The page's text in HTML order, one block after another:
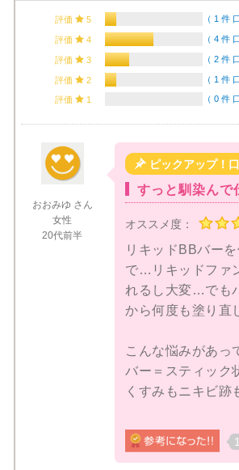
評価 5 （ 1 件
評価 4 （ 4 件
評価 3 （ 2 件
評価 2 （ 1 件
評価 1 （ 0 件
おおみゆ さん
女性
20代前半
 ピックアップ！
すっと馴染んで
オススメ度：
リキッドBBバー
で…リキッドファ
れるし大変…でも
から何度も塗り直
こんな悩みがあっ
バー＝スティック
くすみもニキビ跡
バーというだけあ
です。でも肌に伸